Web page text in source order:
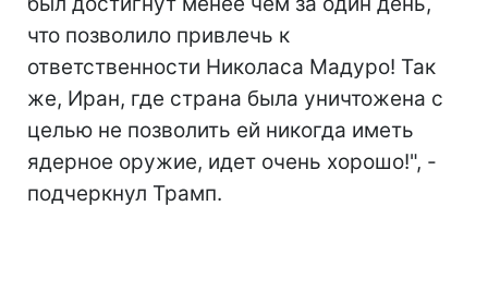
что позволило привлечь к
ответственности Николаса Мадуро! Так
же, Иран, где страна была уничтожена с
целью не позволить ей никогда иметь
ядерное оружие, идет очень хорошо!", -
подчеркнул Трамп.